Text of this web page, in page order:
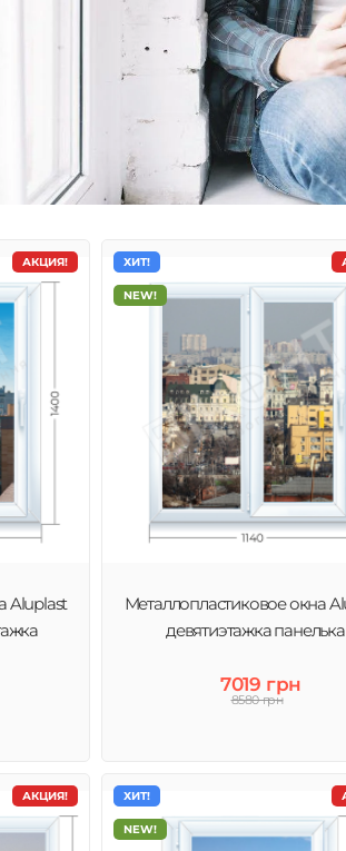
АКЦИЯ!
Aluplast
ХИТ!
NEW!
Металлопластиковое окна
девятиэтажка панелька
7019 грн
8580 грн
АКЦИЯ! ХИТ!
NEW!